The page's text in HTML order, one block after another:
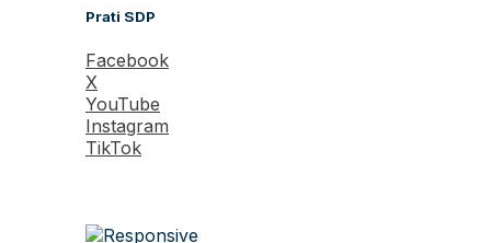
Prati SDP
Facebook
X
YouTube
Instagram
TikTok